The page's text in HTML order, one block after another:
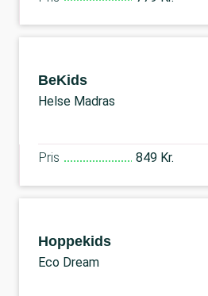
BeKids
Helse Madras
Pris 849 Kr.
Hoppekids
Eco Dream